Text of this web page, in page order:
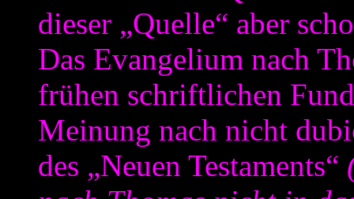
dieser „Quelle“ aber
Das Evangelium nach
frühen schriftlichen
Meinung nach nicht
des „Neuen Testaments“